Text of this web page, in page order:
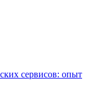
сервисов: опыт